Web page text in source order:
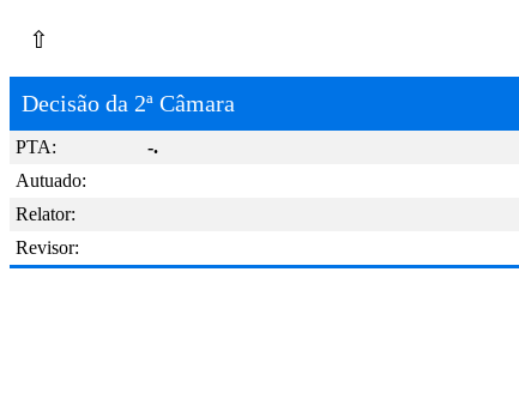
⇧
Decisão da 2ª Câmara
PTA:
-.
Autuado:
Relator:
Revisor: